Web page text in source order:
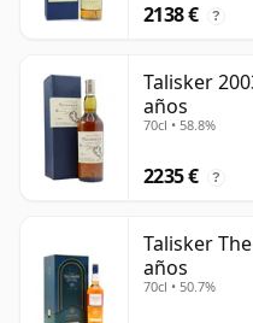
2138 € ?
Talisker
años
70cl • 58.8%
2235 € ?
Talisker
años
70cl • 50.7%